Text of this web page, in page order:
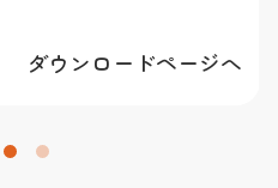
ダウンロードページへ